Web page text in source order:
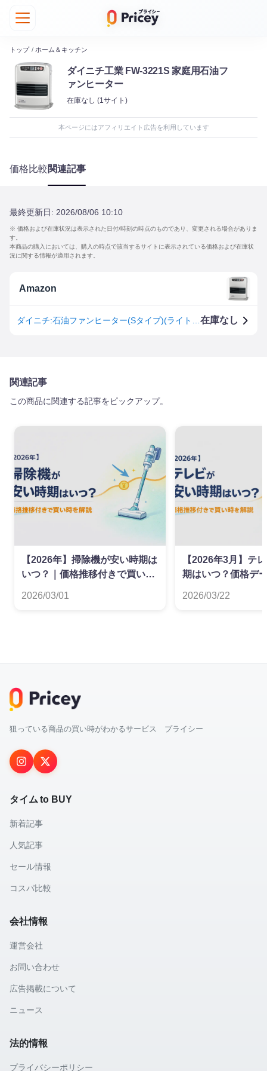
トップ / ホーム＆キッチン
ダイニチ工業 FW-3221S 家庭用石油フ
ァンヒーター
在庫なし (1サイト)
本ページにはアフィリエイト広告を利用しています
価格比較関連記事
最終更新日: 2026/08/06 10:10
※ 価格および在庫状況は表示された日付/時刻の時点のものであり、変更される場合がありま
す。
本商品の購入においては、購入の時点で該当するサイトに表示されている価格および在庫状
況に関する情報が適用されます。
Amazon
在庫なし
関連記事
この商品に関連する記事をピックアップ。
【2026年】掃除機が安い時期は
いつ？｜価格推移付きで買い時
2026/03/01
【2026年3月】テ
期はいつ？価格デ
2026/03/22
狙っている商品の買い時がわかるサービス プライシー
タイム to BUY
新着記事
人気記事
セール情報
コスパ比較
会社情報
運営会社
お問い合わせ
広告掲載について
ニュース
法的情報
プライバシーポリシー